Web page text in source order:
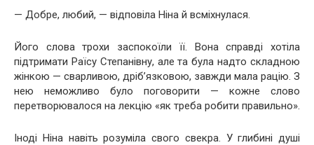
— Добре, любий, — відповіла Ніна й всміхнулася.
Його слова трохи заспокоїли її. Вона справді хотіла
підтримати Раїсу Степанівну, але та була надто складною
жінкою — сварливою, дріб’язковою, завжди мала рацію. З
нею неможливо було поговорити — кожне слово
перетворювалося на лекцію «як треба робити правильно».
Іноді Ніна навіть розуміла свого свекра. У глибині душі